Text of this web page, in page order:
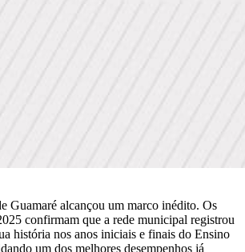
Guamaré alcançou um marco inédito. Os
confirmam que a rede municipal registrou
história nos anos iniciais e finais do Ensino
um dos melhores desempenhos já